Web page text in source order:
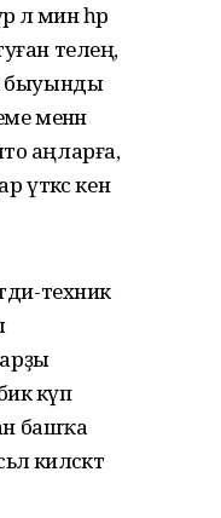
лә мин һәр
телеңә,
быуынды
менән
аңларға,
кенә
техник
күп
башҡа
киләсәктә